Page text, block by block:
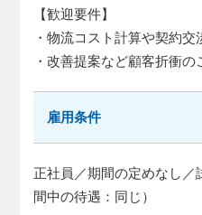
【歓迎要件】
・物流コスト計算や契約
・改善提案など顧客折衝
雇用条件
正社員／期間の定めなし／
間中の待遇：同じ）